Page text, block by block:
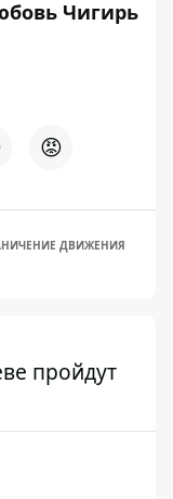
Чигирь
😡
ДВИЖЕНИЯ
пройдут